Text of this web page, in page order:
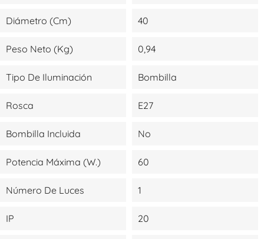
Diámetro (cm) 40
Peso Neto (kg) 0,94
Tipo De Iluminación Bombilla
Rosca E27
Bombilla Incluida No
Potencia Máxima (W.) 60
Número De Luces 1
IP 20